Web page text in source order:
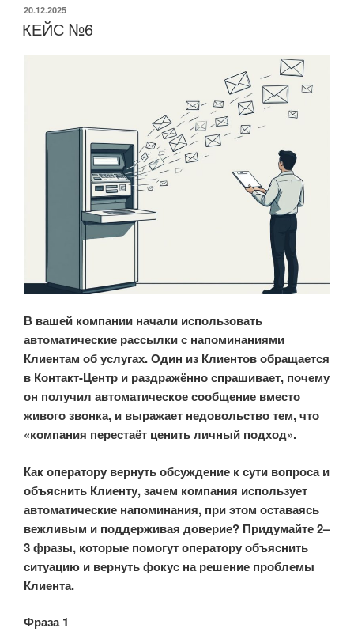
ОПУБЛИКОВАНО
20.12.2025
КЕЙС №6
В вашей компании начали использовать
автоматические рассылки с напоминаниями
Клиентам об услугах. Один из Клиентов обращается
в Контакт-Центр и раздражённо спрашивает, почему
он получил автоматическое сообщение вместо
живого звонка, и выражает недовольство тем, что
«компания перестаёт ценить личный подход».
Как оператору вернуть обсуждение к сути вопроса и
объяснить Клиенту, зачем компания использует
автоматические напоминания, при этом оставаясь
вежливым и поддерживая доверие? Придумайте 2–
3 фразы, которые помогут оператору объяснить
ситуацию и вернуть фокус на решение проблемы
Клиента.
Фраза 1